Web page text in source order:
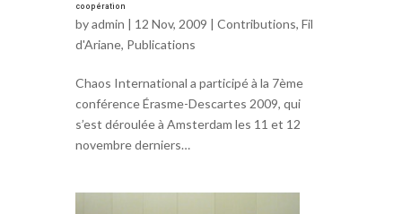
coopération
byadmin | 12 Nov, 2009 | Contributions, Fil
d'Ariane, Publications
Chaos International a participé à la 7ème
conférence Érasme-Descartes 2009, qui
s’est déroulée à Amsterdam les 11 et 12
novembre derniers…